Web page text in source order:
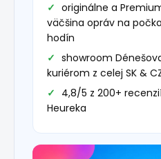
originálne a
väčšina opráv na
hodín
showroom
kuriérom z celej SK &
4,8/5 z 200+
Heureka